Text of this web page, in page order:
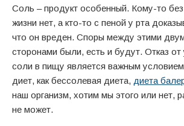
Соль – продукт особенный. Кому-то без
жизни нет, а кто-то с пеной у рта
что он вреден. Споры между этими
сторонами были, есть и будут. Отказ от
соли в пищу является важным условием
диет, как бессолевая диета, диета
наш организм, хотим мы этого или нет,
не может.